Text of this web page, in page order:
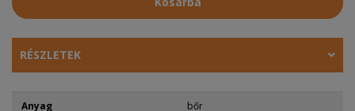
RÉSZLETEK
Anyag bőr